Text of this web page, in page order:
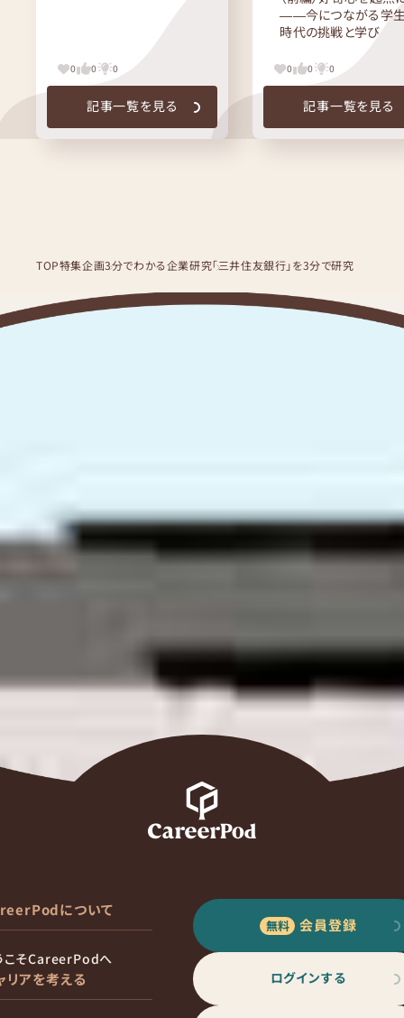
0 0 0
記事一覧を見る
――今につながる学
時代の挑戦と学び
0 0 0
記事一覧を見る
TOP特集企画3分でわかる企業研究「三井住友銀行」を3分で研究
について
こそCareerPodへ
リアを考える
会員登録
ログインする